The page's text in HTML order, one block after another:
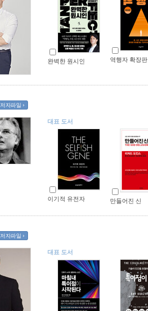
완벽한 원시인 역행자 확장판
저자파일
대표 도서
이기적 유전자 만들어진 신
저자파일
대표 도서